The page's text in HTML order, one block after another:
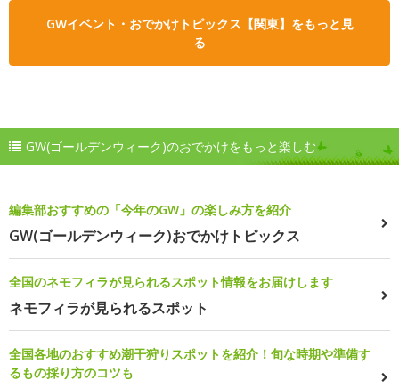
GWイベント・おでかけトピックス【関東】をもっと見
る
GW(ゴールデンウィーク)のおでかけをもっと楽しむ
編集部おすすめの「今年のGW」の楽しみ方を紹介
GW(ゴールデンウィーク)おでかけトピックス
全国のネモフィラが見られるスポット情報をお届けします
ネモフィラが見られるスポット
全国各地のおすすめ潮干狩りスポットを紹介！旬な時期や準備す
るもの採り方のコツも